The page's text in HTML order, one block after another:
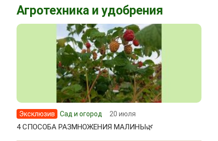
Агротехника и удобрения
Эксклюзив Сад и огород 20 июля
4 СПОСОБА РАЗМНОЖЕНИЯ МАЛИНЫ🌿